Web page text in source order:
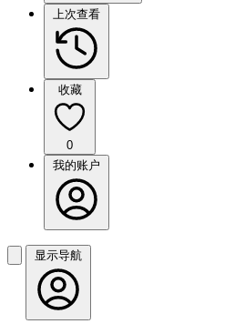
上次查看
收藏
0
我的账户
显示导航